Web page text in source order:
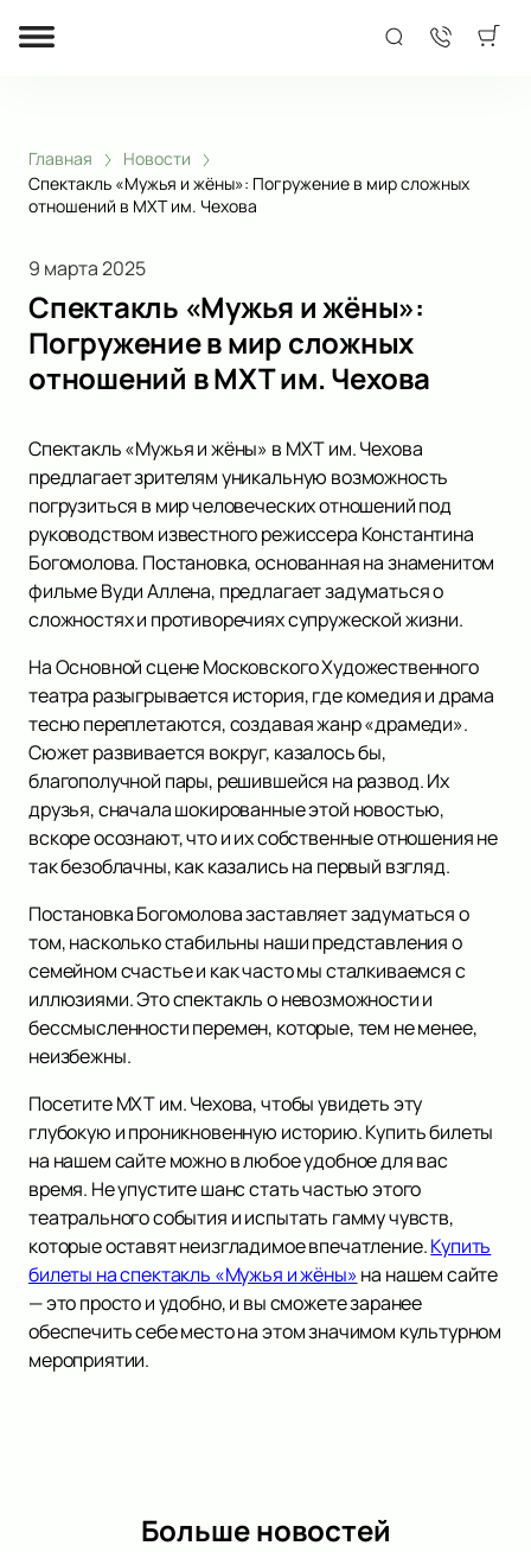
Главная
Новости
Спектакль «Мужья и жёны»: Погружение в мир сложных
отношений в МХТ им. Чехова
9 марта 2025
Спектакль «Мужья и жёны»:
Погружение в мир сложных
отношений в МХТ им. Чехова
Спектакль «Мужья и жёны» в МХТ им. Чехова
предлагает зрителям уникальную возможность
погрузиться в мир человеческих отношений под
руководством известного режиссера Константина
Богомолова. Постановка, основанная на знаменитом
фильме Вуди Аллена, предлагает задуматься о
сложностях и противоречиях супружеской жизни.
На Основной сцене Московского Художественного
театра разыгрывается история, где комедия и драма
тесно переплетаются, создавая жанр «драмеди».
Сюжет развивается вокруг, казалось бы,
благополучной пары, решившейся на развод. Их
друзья, сначала шокированные этой новостью,
вскоре осознают, что и их собственные отношения не
так безоблачны, как казались на первый взгляд.
Постановка Богомолова заставляет задуматься о
том, насколько стабильны наши представления о
семейном счастье и как часто мы сталкиваемся с
иллюзиями. Это спектакль о невозможности и
бессмысленности перемен, которые, тем не менее,
неизбежны.
Посетите МХТ им. Чехова, чтобы увидеть эту
глубокую и проникновенную историю. Купить билеты
на нашем сайте можно в любое удобное для вас
время. Не упустите шанс стать частью этого
театрального события и испытать гамму чувств,
которые оставят неизгладимое впечатление.Купить
билеты на спектакль «Мужья и жёны»на нашем сайте
— это просто и удобно, и вы сможете заранее
обеспечить себе место на этом значимом культурном
мероприятии.
Больше новостей